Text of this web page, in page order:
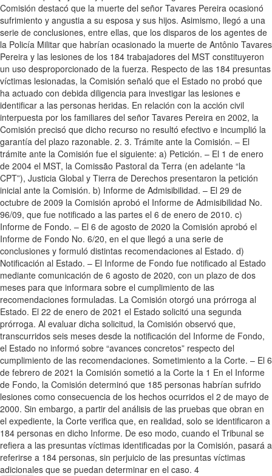
Comisión destacó que la muerte del señor Tavares Pereira ocasionó
sufrimiento y angustia a su esposa y sus hijos. Asimismo, llegó a una
serie de conclusiones, entre ellas, que los disparos de los agentes de
la Policía Militar que habrían ocasionado la muerte de Antônio Tavares
Pereira y las lesiones de los 184 trabajadores del MST constituyeron
un uso desproporcionado de la fuerza. Respecto de las 184 presuntas
víctimas lesionadas, la Comisión señaló que el Estado no probó que
ha actuado con debida diligencia para investigar las lesiones e
identificar a las personas heridas. En relación con la acción civil
interpuesta por los familiares del señor Tavares Pereira en 2002, la
Comisión precisó que dicho recurso no resultó efectivo e incumplió la
garantía del plazo razonable. 2. 3. Trámite ante la Comisión. – El
trámite ante la Comisión fue el siguiente: a) Petición. – El 1 de enero
de 2004 el MST, la Comissão Pastoral da Terra (en adelante “la
CPT”), Justicia Global y Tierra de Derechos presentaron la petición
inicial ante la Comisión. b) Informe de Admisibilidad. – El 29 de
octubre de 2009 la Comisión aprobó el Informe de Admisibilidad No.
96/09, que fue notificado a las partes el 6 de enero de 2010. c)
Informe de Fondo. – El 6 de agosto de 2020 la Comisión aprobó el
Informe de Fondo No. 6/20, en el que llegó a una serie de
conclusiones y formuló distintas recomendaciones al Estado. d)
Notificación al Estado. – El Informe de Fondo fue notificado al Estado
mediante comunicación de 6 agosto de 2020, con un plazo de dos
meses para que informara sobre el cumplimiento de las
recomendaciones formuladas. La Comisión otorgó una prórroga al
Estado. El 22 de enero de 2021 el Estado solicitó una segunda
prórroga. Al evaluar dicha solicitud, la Comisión observó que,
transcurridos seis meses desde la notificación del Informe de Fondo,
el Estado no informó sobre “avances concretos” respecto del
cumplimiento de las recomendaciones. Sometimiento a la Corte. – El 6
de febrero de 2021 la Comisión sometió a la Corte la 1 En el Informe
de Fondo, la Comisión determinó que 185 personas habrían sufrido
lesiones como consecuencia de los hechos ocurridos el 2 de mayo de
2000. Sin embargo, a partir del análisis de las pruebas que obran en
el expediente, la Corte verifica que, en realidad, solo se identificaron a
184 personas en dicho Informe. De eso modo, cuando el Tribunal se
refiera a las presuntas víctimas identificadas por la Comisión, pasará a
referirse a 184 personas, sin perjuicio de las presuntas víctimas
adicionales que se puedan determinar en el caso. 4